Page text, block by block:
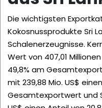
Die wichtigsten
Kokosnussprodukte Sri
Schalenerzeugnisse.
Wert von 407,01
49,8% am
mit 239,88 Mio. US$
Gesamtexportwert und